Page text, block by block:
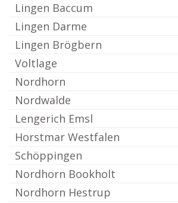
Lingen Baccum
Lingen Darme
Lingen Brögbern
Voltlage
Nordhorn
Nordwalde
Lengerich Emsl
Horstmar Westfalen
Schöppingen
Nordhorn Bookholt
Nordhorn Hestrup